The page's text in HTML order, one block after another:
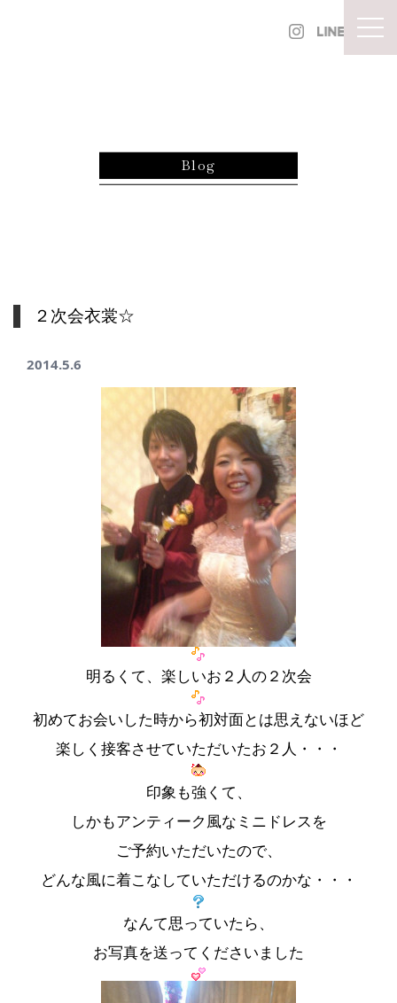
Blog
２次会衣裳☆
2014.5.6
明るくて、楽しいお２人の２次会
初めてお会いした時から初対面とは思えないほど
楽しく接客させていただいたお２人・・・
印象も強くて、
しかもアンティーク風なミニドレスを
ご予約いただいたので、
どんな風に着こなしていただけるのかな・・・
なんて思っていたら、
お写真を送ってくださいました